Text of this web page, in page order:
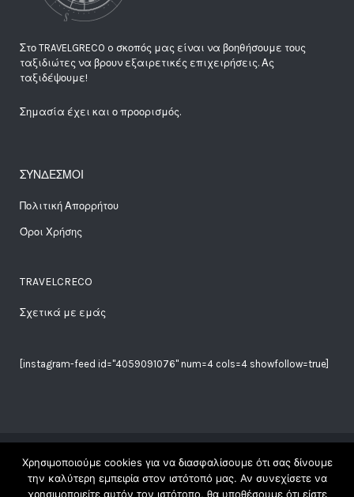
Στο TRAVELGRECO o σκοπός μας είναι να βοηθήσουμε τους
ταξιδιώτες να βρουν εξαιρετικές επιχειρήσεις. Ας
ταξιδέψουμε!
Σημασία έχει και ο προορισμός.
ΣΥΝΔΕΣΜΟΙ
Πολιτική Απορρήτου
Όροι Χρήσης
TRAVELCRECO
Σχετικά με εμάς
[instagram-feed id="4059091076" num=4 cols=4 showfollow=true]
Copyright Travelgreco © 2018. All Rights Reserved |
| Made with ♥ at ☾ byElena|
Χρησιμοποιούμε cookies για να διασφαλίσουμε ότι σας δίνουμε
την καλύτερη εμπειρία στον ιστότοπό μας. Αν συνεχίσετε να
χρησιμοποιείτε αυτόν τον ιστότοπο, θα υποθέσουμε ότι είστε